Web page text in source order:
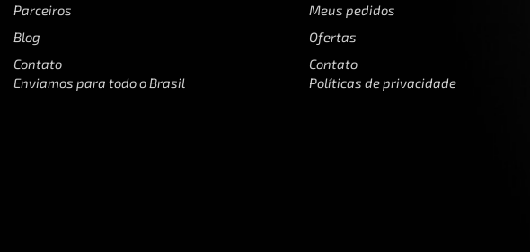
Parceiros
Blog
Contato
Enviamos para todo o Brasil
Meus pedidos
Ofertas
Contato
Políticas de privacidade